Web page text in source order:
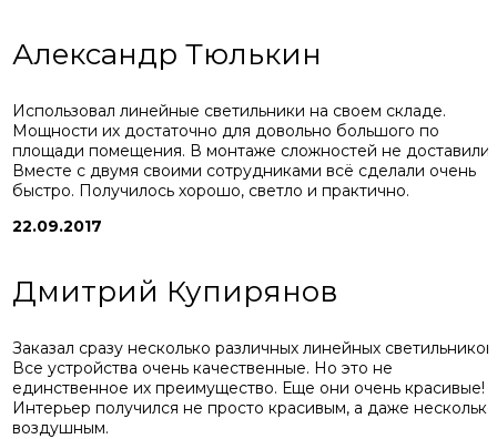
Александр Тюлькин
Использовал линейные светильники на своем складе.
Мощности их достаточно для довольно большого по
площади помещения. В монтаже сложностей не доставили.
Вместе с двумя своими сотрудниками всё сделали очень
быстро. Получилось хорошо, светло и практично.
22.09.2017
Дмитрий Купирянов
Заказал сразу несколько различных линейных светильников.
Все устройства очень качественные. Но это не
единственное их преимущество. Еще они очень красивые!
Интерьер получился не просто красивым, а даже несколько
воздушным.